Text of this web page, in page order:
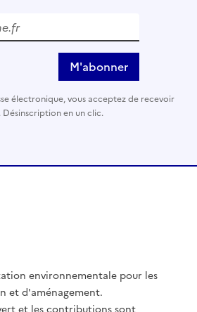
M'abonner
électronique, vous acceptez de recevoir
en un clic.
environnementale pour les
et d'aménagement.